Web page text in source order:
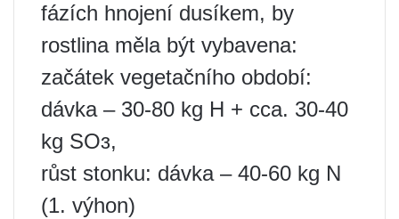
fázích hnojení dusíkem, by
rostlina měla být vybavena:
začátek vegetačního období:
dávka – 30-80 kg H + cca. 30-40
kg SOɜ,
růst stonku: dávka – 40-60 kg N
(1. výhon)